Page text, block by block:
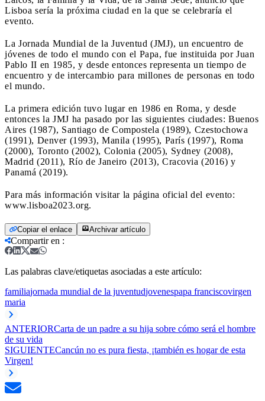
Lisboa sería la próxima ciudad en la que se celebraría el
evento.
La Jornada Mundial de la Juventud (JMJ), un encuentro de
jóvenes de todo el mundo con el Papa, fue instituida por Juan
Pablo II en 1985, y desde entonces representa un tiempo de
encuentro y de intercambio para millones de personas en todo
el mundo.
La primera edición tuvo lugar en 1986 en Roma, y desde
entonces la JMJ ha pasado por las siguientes ciudades: Buenos
Aires (1987), Santiago de Compostela (1989), Czestochowa
(1991), Denver (1993), Manila (1995), París (1997), Roma
(2000), Toronto (2002), Colonia (2005), Sydney (2008),
Madrid (2011), Río de Janeiro (2013), Cracovia (2016) y
Panamá (2019).
Para más información visitar la página oficial del evento:
www.lisboa2023.org.
Copiar el enlace Archivar artículo
Compartir en :
Las palabras clave/etiquetas asociadas a este artículo:
familiajornada mundial de la juventudjovenespapa franciscovirgen
maria
ANTERIORCarta de un padre a su hija sobre cómo será el hombre
de su vida
SIGUIENTECancún no es pura fiesta, ¡también es hogar de esta
Virgen!